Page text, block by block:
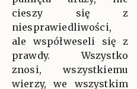
cieszy się z
niesprawiedliwości,
ale współweseli się z
prawdy. Wszystko
znosi, wszystkiemu
wierzy, we wszystkim